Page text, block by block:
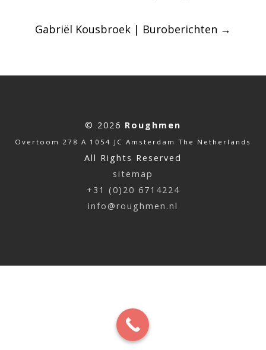
Gabriël Kousbroek | Buroberichten →
© 2026 Roughmen
Overtoom 278 A 1054 JC Amsterdam The Netherlands
All Rights Reserved
sitemap
+31 (0)20 6714224
info@roughmen.nl